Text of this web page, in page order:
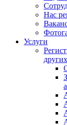
Нас
Услуги